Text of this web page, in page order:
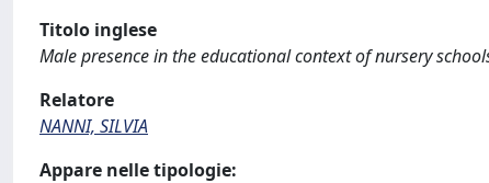
Titolo inglese
Male presence in the educational context of nursery
Relatore
NANNI, SILVIA
Appare nelle tipologie: